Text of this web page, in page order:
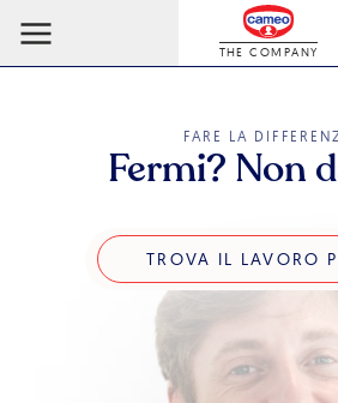
THE COMPANY
FARE LA
Fermi? Non
TROVA IL
TROVA IL LAVORO